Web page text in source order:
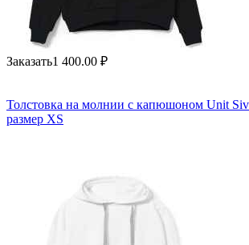
Заказать1 400.00 ₽
Толстовка на молнии с капюшоном Unit
размер XS